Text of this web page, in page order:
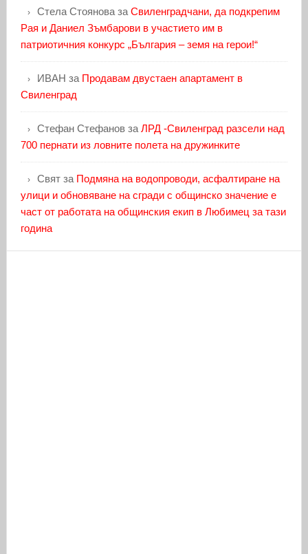
Стела Стояноваза Свиленградчани, да подкрепим
Рая и Даниел Зъмбарови в участието им в
патриотичния конкурс „България – земя на герои!“
ИВАН за Продавам двустаен апартамент в
Свиленград
Стефан Стефановза ЛРД -Свиленград разсели над
700 пернати из ловните полета на дружинките
Святза Подмяна на водопроводи, асфалтиране на
улици и обновяване на сгради с общинско значение е
част от работата на общинския екип в Любимец за тази
година